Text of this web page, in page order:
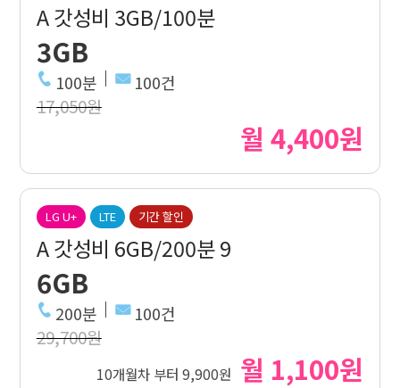
A 갓성비 3GB/100분
3GB
100분 100건
17,050원
월 4,400원
LG U+ LTE 기간 할인
A 갓성비 6GB/200분 9
6GB
200분 100건
29,700원
10개월차 부터 9,900원 월 1,100원